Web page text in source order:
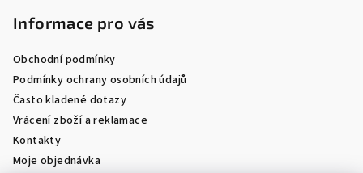
Informace pro vás
Obchodní podmínky
Podmínky ochrany osobních údajů
Často kladené dotazy
Vrácení zboží a reklamace
Kontakty
Moje objednávka